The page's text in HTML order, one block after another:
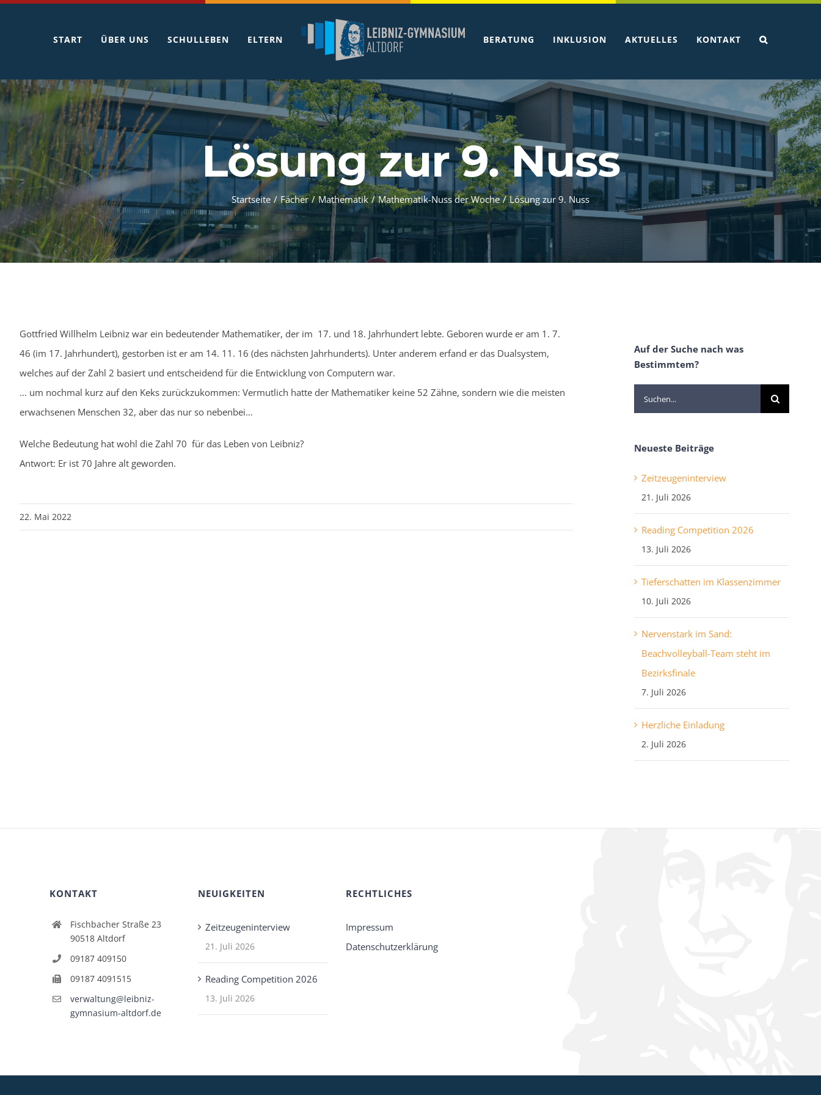
START ÜBER UNS SCHULLEBEN ELTERN BERATUNG INKLUSION AKTUELLES KONTAKT
Lösung zur 9. Nuss
Startseite / Fächer / Mathematik / Mathematik-Nuss der Woche / Lösung zur 9. Nuss
Gottfried Willhelm Leibniz war ein bedeutender Mathematiker, der im 17. und 18. Jahrhundert lebte. Geboren wurde er am 1. 7.
46 (im 17. Jahrhundert), gestorben ist er am 14. 11. 16 (des nächsten Jahrhunderts). Unter anderem erfand er das Dualsystem,
welches auf der Zahl 2 basiert und entscheidend für die Entwicklung von Computern war.
… um nochmal kurz auf den Keks zurückzukommen: Vermutlich hatte der Mathematiker keine 52 Zähne, sondern wie die meisten
erwachsenen Menschen 32, aber das nur so nebenbei…
Welche Bedeutung hat wohl die Zahl 70 für das Leben von Leibniz?
Antwort: Er ist 70 Jahre alt geworden.
22. Mai 2022
Auf der Suche nach was
Bestimmtem?
Suche
nach:
Neueste Beiträge
Zeitzeugeninterview
21. Juli 2026
Reading Competition 2026
13. Juli 2026
Tieferschatten im Klassenzimmer
10. Juli 2026
Nervenstark im Sand:
Beachvolleyball-Team steht im
Bezirksfinale
7. Juli 2026
Herzliche Einladung
2. Juli 2026
KONTAKT
Fischbacher Straße 23
90518 Altdorf
09187 409150
09187 4091515
verwaltung@leibniz-
gymnasium-altdorf.de
NEUIGKEITEN
Zeitzeugeninterview
21. Juli 2026
Reading Competition 2026
13. Juli 2026
RECHTLICHES
Impressum
Datenschutzerklärung